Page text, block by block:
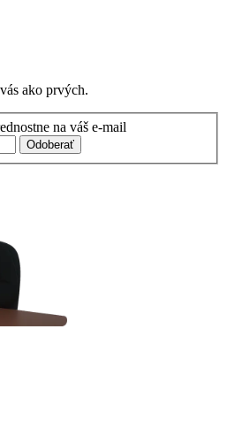
ako prvých.
na váš e-mail
Odoberať